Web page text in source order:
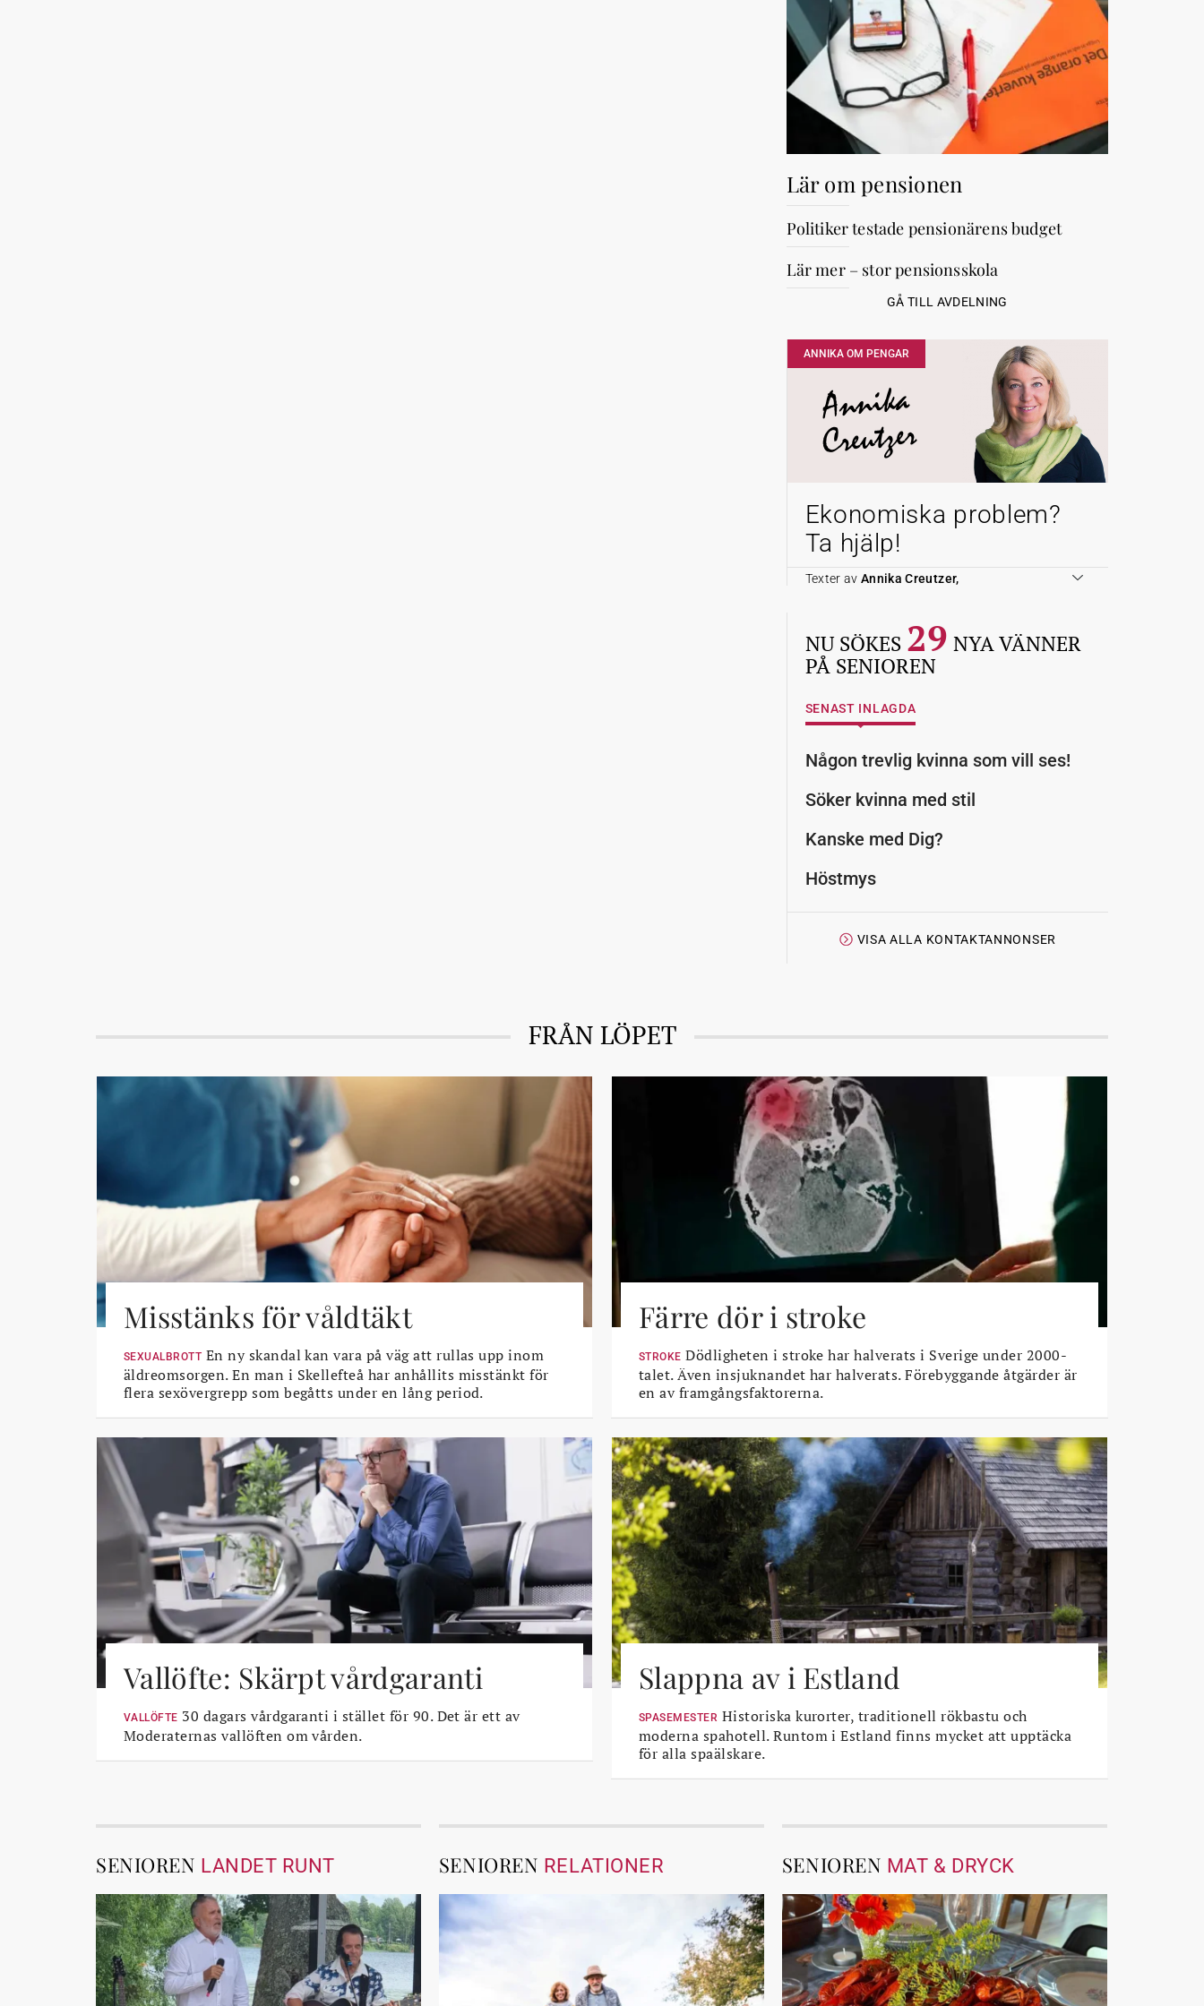
Lär om pensionen
Politiker testade pensionärens budget
Lär mer – stor pensionsskola
GÅ TILL AVDELNING
ANNIKA OM PENGAR
Annika
Creutzer
Ekonomiska problem?
Ta hjälp!
Texter av Annika Creutzer,
NU SÖKES 29 NYA VÄNNER
PÅ SENIOREN
SENAST INLAGDA
Någon trevlig kvinna som vill ses!
Söker kvinna med stil
Kanske med Dig?
Höstmys
VISA ALLA KONTAKTANNONSER
FRÅN LÖPET
Misstänks för våldtäkt
SEXUALBROTT En ny skandal kan vara på väg att rullas upp inom
äldreomsorgen. En man i Skellefteå har anhållits misstänkt för
flera sexövergrepp som begåtts under en lång period.
Färre dör i stroke
STROKE Dödligheten i stroke har halverats i Sverige under 2000-
talet. Även insjuknandet har halverats. Förebyggande åtgärder är
en av framgångsfaktorerna.
Vallöfte: Skärpt vårdgaranti
VALLÖFTE 30 dagars vårdgaranti i stället för 90. Det är ett av
Moderaternas vallöften om vården.
Slappna av i Estland
SPASEMESTER Historiska kurorter, traditionell rökbastu och
moderna spahotell. Runtom i Estland finns mycket att upptäcka
för alla spaälskare.
SENIOREN LANDET RUNT SENIOREN RELATIONER SENIOREN MAT & DRYCK